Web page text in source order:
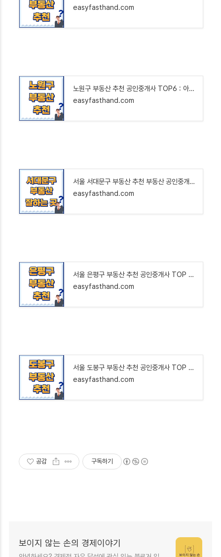
easyfasthand.com
노원구 부동산 추천 공인중개사 TOP6 : 아파트 오피스텔 빌라 원룸 투룸 상가 전세 매매 월세 🏠
easyfasthand.com
서울 서대문구 부동산 추천 부동산 공인중개사 TOP 5 🏠 : 아파트 오피스텔 원룸 투룸 상가 전세
easyfasthand.com
서울 은평구 부동산 추천 공인중개사 TOP 6 : 아파트 오피스텔 빌라 원룸 투룸 상가 전세 매매 전
easyfasthand.com
서울 도봉구 부동산 추천 공인중개사 TOP 5 : 아파트 오피스텔 빌라 원룸 투룸 상가 매매 전세 월
easyfasthand.com
공감 구독하기
보이지 않는 손의 경제이야기